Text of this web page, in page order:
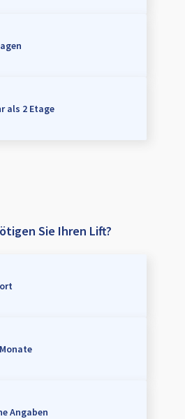
als 2 Etage
Sie Ihren Lift?
Angaben